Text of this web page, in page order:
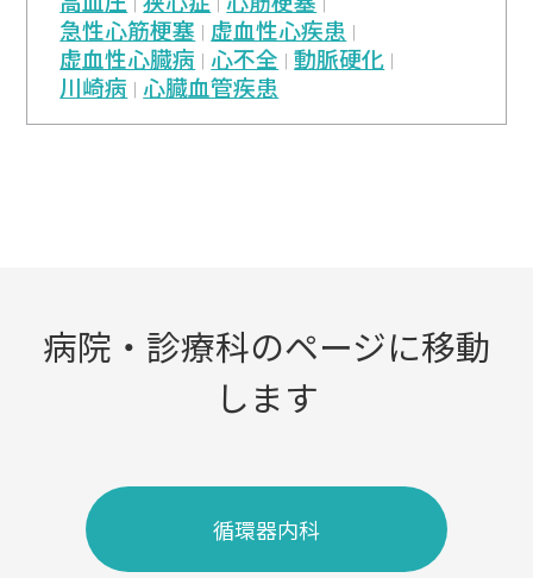
急性心筋梗塞 虚血性心疾患
虚血性心臓病 心不全 動脈硬化
川崎病 心臓血管疾患
病院・診療科のページに移動
します
循環器内科